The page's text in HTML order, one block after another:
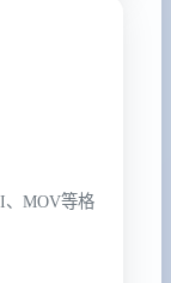
、MOV等格